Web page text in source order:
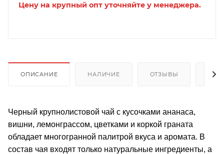
Цену на крупный опт уточняйте у менеджера.
ОПИСАНИЕ НАЛИЧИЕ ОТЗЫВЫ
Черный крупнолистовой чай с кусочками ананаса,
вишни, лемонграссом, цветками и коркой граната
обладает многогранной палитрой вкуса и аромата. В
состав чая входят только натуральные ингредиенты, а